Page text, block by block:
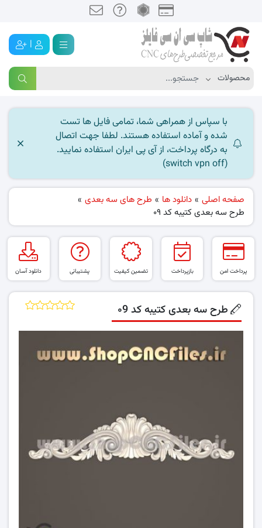
|
با سپاس از همراهی شما، تمامی فایل ها تست
شده و آماده استفاده هستند. لطفا جهت اتصال
به درگاه پرداخت، از آی پی ایران استفاده نمایید.
(switch vpn off)
صفحه اصلی » دانلود ها » طرح های سه بعدی »
طرح سه بعدی کتیبه کد ۰9
پرداخت امن بازپرداخت تضمین کیفیت پشتیبانی دانلود آسان
طرح سه بعدی کتیبه کد ۰9